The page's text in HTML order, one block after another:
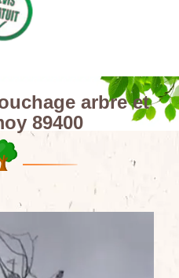
arbre et
89400